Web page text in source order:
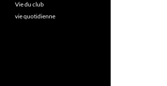
Vie du club
vie quotidienne